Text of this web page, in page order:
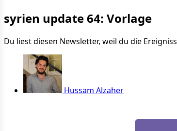
syrien update 64: Vorlage
Du liest diesen Newsletter, weil du die
Hussam Alzaher